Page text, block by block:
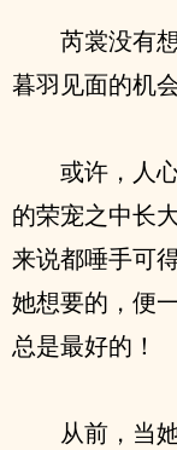
芮裳没有
暮羽见面的机
或许，人
的荣宠之中长
来说都唾手可
她想要的，便
总是最好的！
从前，当